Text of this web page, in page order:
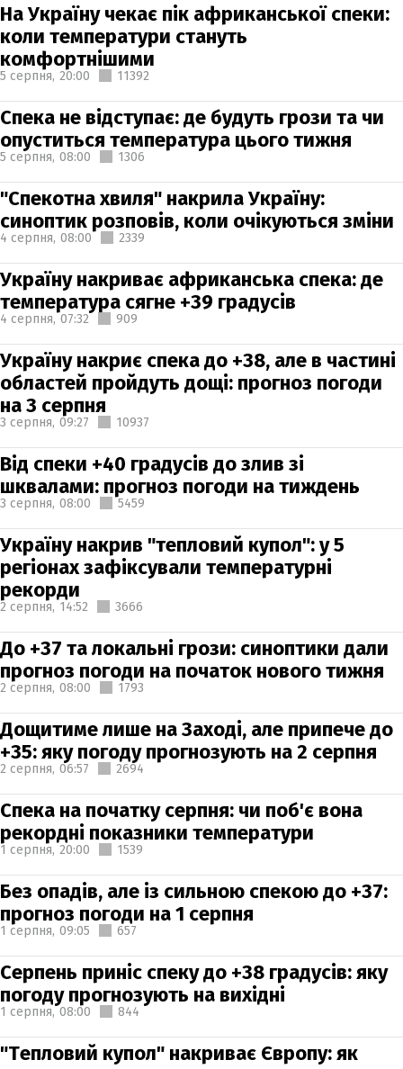
На Україну чекає пік африканської спеки:
коли температури стануть
комфортнішими
5 серпня, 20:00 11392
Спека не відступає: де будуть грози та чи
опуститься температура цього тижня
5 серпня, 08:00 1306
"Спекотна хвиля" накрила Україну:
синоптик розповів, коли очікуються зміни
4 серпня, 08:00 2339
Україну накриває африканська спека: де
температура сягне +39 градусів
4 серпня, 07:32 909
Україну накриє спека до +38, але в частині
областей пройдуть дощі: прогноз погоди
на 3 серпня
3 серпня, 09:27 10937
Від спеки +40 градусів до злив зі
шквалами: прогноз погоди на тиждень
3 серпня, 08:00 5459
Україну накрив "тепловий купол": у 5
регіонах зафіксували температурні
рекорди
2 серпня, 14:52 3666
До +37 та локальні грози: синоптики дали
прогноз погоди на початок нового тижня
2 серпня, 08:00 1793
Дощитиме лише на Заході, але припече до
+35: яку погоду прогнозують на 2 серпня
2 серпня, 06:57 2694
Спека на початку серпня: чи поб'є вона
рекордні показники температури
1 серпня, 20:00 1539
Без опадів, але із сильною спекою до +37:
прогноз погоди на 1 серпня
1 серпня, 09:05 657
Серпень приніс спеку до +38 градусів: яку
погоду прогнозують на вихідні
1 серпня, 08:00 844
"Тепловий купол" накриває Європу: як